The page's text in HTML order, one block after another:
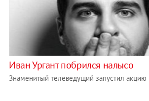
Иван Ургант побрился налысо
Знаменитый телеведущий запустил акцию